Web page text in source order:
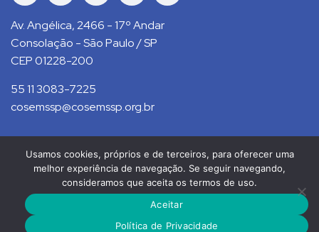
Av. Angélica, 2466 - 17º Andar
Consolação - São Paulo / SP
CEP 01228-200
55 11 3083-7225
cosemssp@cosemssp.org.br
Política de Privacidade Contato
COSEMS/SP © 2021. Todos direitos reservados.
RS Press
Usamos cookies, próprios e de terceiros, para oferecer uma
melhor experiência de navegação. Se seguir navegando,
consideramos que aceita os termos de uso.
Aceitar
Política de Privacidade